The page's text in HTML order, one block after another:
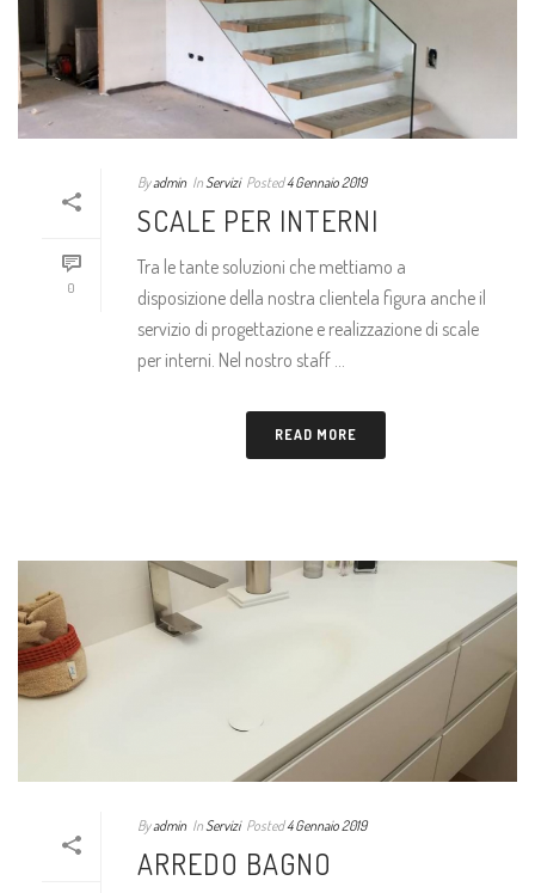
0
Byadmin In Servizi Posted4 Gennaio 2019
SCALE PER INTERNI
Tra le tante soluzioni che mettiamo a
disposizione della nostra clientela figura anche il
servizio di progettazione e realizzazione di scale
per interni. Nel nostro staff ...
READ MORE
Byadmin In Servizi Posted4 Gennaio 2019
ARREDO BAGNO